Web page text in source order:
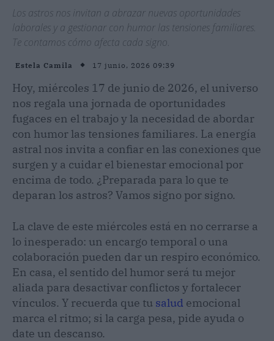
Los astros nos invitan a abrazar nuevas oportunidades
laborales y a gestionar con humor las tensiones familiares.
Te contamos cómo afecta cada signo.
Estela Camila 17 junio, 2026 09:39
Hoy, miércoles 17 de junio de 2026, el universo
nos regala una jornada de oportunidades
fugaces en el trabajo y la necesidad de abordar
con humor las tensiones familiares. La energía
astral nos invita a confiar en las conexiones que
surgen y a cuidar el bienestar emocional por
encima de todo. ¿Preparada para lo que te
deparan los astros? Vamos signo por signo.
La clave de este miércoles está en no cerrarse a
lo inesperado: un encargo temporal o una
colaboración pueden dar un respiro económico.
En casa, el sentido del humor será tu mejor
aliada para desactivar conflictos y fortalecer
vínculos. Y recuerda que tu salud emocional
marca el ritmo; si la carga pesa, pide ayuda o
date un descanso.